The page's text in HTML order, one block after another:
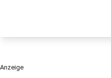
Anzeige